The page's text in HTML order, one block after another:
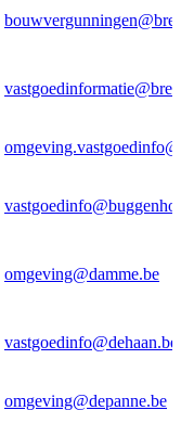
omgeving@damme.be
vastgoedinfo@dehaan.be
omgeving@depanne.be